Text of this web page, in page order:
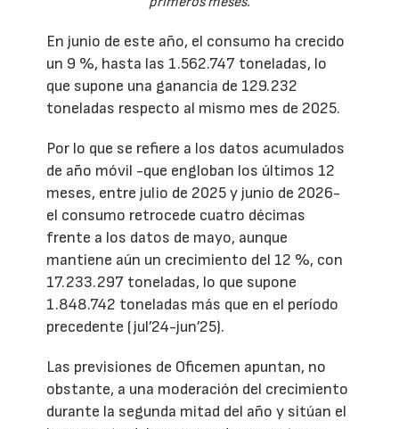
En junio de este año, el consumo ha crecido
un 9 %, hasta las 1.562.747 toneladas, lo
que supone una ganancia de 129.232
toneladas respecto al mismo mes de 2025.
Por lo que se refiere a los datos acumulados
de año móvil -que engloban los últimos 12
meses, entre julio de 2025 y junio de 2026-
el consumo retrocede cuatro décimas
frente a los datos de mayo, aunque
mantiene aún un crecimiento del 12 %, con
17.233.297 toneladas, lo que supone
1.848.742 toneladas más que en el período
precedente (jul’24-jun’25).
Las previsiones de Oficemen apuntan, no
obstante, a una moderación del crecimiento
durante la segunda mitad del año y sitúan el